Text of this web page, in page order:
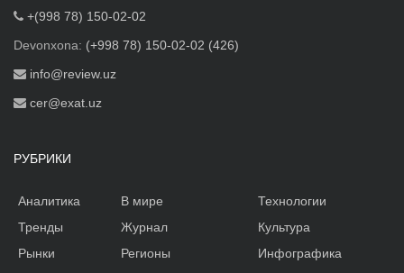
+(998 78) 150-02-02
Devonxona: (+998 78) 150-02-02 (426)
info@review.uz
cer@exat.uz
РУБРИКИ
Аналитика
Тренды
Рынки
В мире
Журнал
Регионы
Технологии
Культура
Инфографика